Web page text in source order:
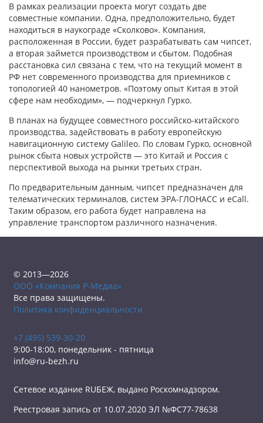
В рамках реализации проекта могут создать две
совместные компании. Одна, предположительно, будет
находиться в наукограде «Сколково». Компания,
расположенная в России, будет разрабатывать сам чипсет,
а вторая займется производством и сбытом. Подобная
расстановка сил связана с тем, что на текущий момент в
РФ нет современного производства для приемников с
топологией 40 нанометров. «Поэтому опыт Китая в этой
сфере нам необходим», — подчеркнул Гурко.
В планах на будущее совместного российско-китайского
производства, задействовать в работу европейскую
навигационную систему Galileo. По словам Гурко, основной
рынок сбыта новых устройств — это Китай и Россия с
перспективой выхода на рынки третьих стран.
По предварительным данным, чипсет предназначен для
телематических терминалов, систем ЭРА-ГЛОНАСС и eCall.
Таким образом, его работа будет направлена на
управление транспортом различного назначения.
© 2013—2026
ООО «Компания Р-Медиа»
Все права защищены.
Политика конфиденциальности
+7 (495) 539-30-20
9:00-18:00, понедельник - пятница
info@ru-bezh.ru
Сетевое издание RUБЕЖ, выдано Роскомнадзором.
Реестровая запись от 10.07.2020 ЭЛ №ФС77-78638